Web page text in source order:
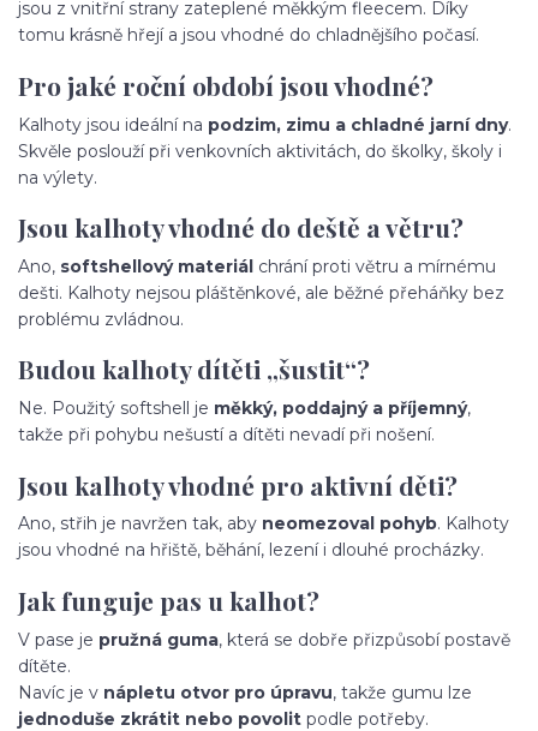
jsou z vnitřní strany zateplené měkkým fleecem. Díky
tomu krásně hřejí a jsou vhodné do chladnějšího počasí.
Pro jaké roční období jsou vhodné?
Kalhoty jsou ideální na podzim, zimu a chladné jarní dny.
Skvěle poslouží při venkovních aktivitách, do školky, školy i
na výlety.
Jsou kalhoty vhodné do deště a větru?
Ano, softshellový materiál chrání proti větru a mírnému
dešti. Kalhoty nejsou pláštěnkové, ale běžné přeháňky bez
problému zvládnou.
Budou kalhoty dítěti „šustit“?
Ne. Použitý softshell je měkký, poddajný a příjemný,
takže při pohybu nešustí a dítěti nevadí při nošení.
Jsou kalhoty vhodné pro aktivní děti?
Ano, střih je navržen tak, aby neomezoval pohyb. Kalhoty
jsou vhodné na hřiště, běhání, lezení i dlouhé procházky.
Jak funguje pas u kalhot?
V pase je pružná guma, která se dobře přizpůsobí postavě
dítěte.
Navíc je v nápletu otvor pro úpravu, takže gumu lze
jednoduše zkrátit nebo povolit podle potřeby.